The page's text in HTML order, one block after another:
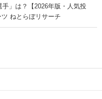
」は？【2026年版・人気投
ねとらぼリサーチ